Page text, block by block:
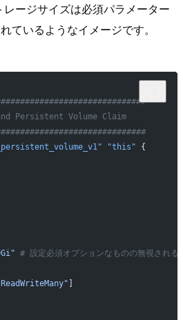
ージサイズは必須パラメーター
ているようなイメージです。
Persistent Volume Claim
"this" {
# 設定必須オプションなものの無視される